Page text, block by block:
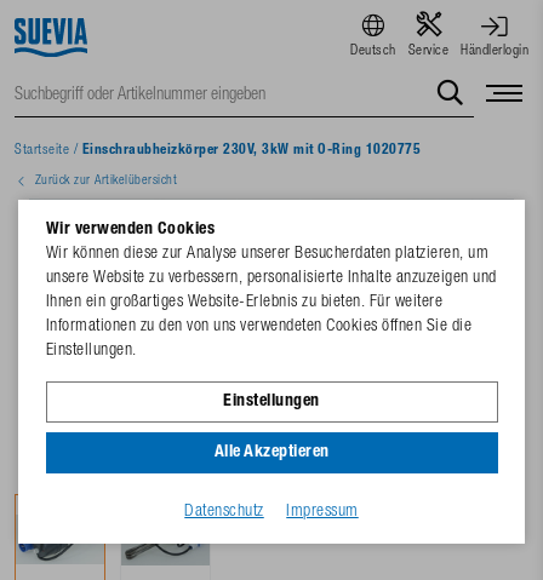
Deutsch Service Händlerlogin
Startseite / Einschraubheizkörper 230V, 3kW mit O-Ring 1020775
Zurück zur Artikelübersicht
Wir verwenden Cookies
Wir können diese zur Analyse unserer Besucherdaten platzieren, um
unsere Website zu verbessern, personalisierte Inhalte anzuzeigen und
Ihnen ein großartiges Website-Erlebnis zu bieten. Für weitere
Informationen zu den von uns verwendeten Cookies öffnen Sie die
Einstellungen.
Einstellungen
Alle Akzeptieren
Datenschutz Impressum